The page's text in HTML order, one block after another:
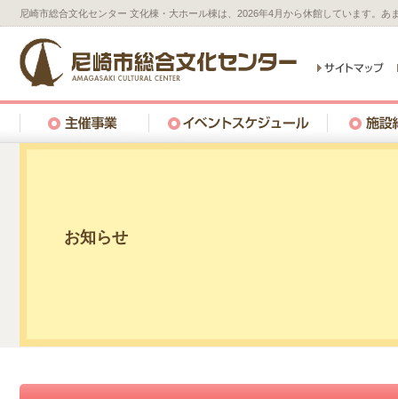
尼崎市総合文化センター 文化棟・大ホール棟は、2026年4月から休館しています。
お知らせ